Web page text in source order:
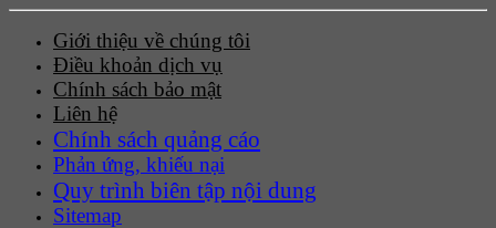
Giới thiệu về chúng tôi
Điều khoản dịch vụ
Chính sách bảo mật
Liên hệ
Chính sách quảng cáo
Phản ứng, khiếu nại
Quy trình biên tập nội dung
Sitemap